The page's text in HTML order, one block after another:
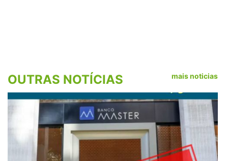
OUTRAS NOTÍCIAS mais noticias